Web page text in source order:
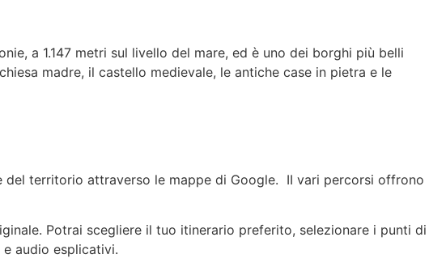
a 1.147 metri sul livello del mare, ed è uno dei borghi più belli
madre, il castello medievale, le antiche case in pietra e le
del territorio attraverso le mappe di Google. II vari percorsi offrono
Potrai scegliere il tuo itinerario preferito, selezionare i punti di
audio esplicativi.